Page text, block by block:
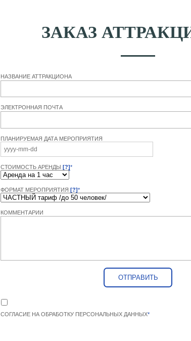
ЗАКАЗ
НАЗВАНИЕ АТТРАКЦИОНА
ЭЛЕКТРОННАЯ ПОЧТА
ПЛАНИРУЕМАЯ ДАТА МЕРОПРИЯТИЯ
СТОИМОСТЬ АРЕНДЫ [?]*
ФОРМАТ МЕРОПРИЯТИЯ [?]*
КОММЕНТАРИИ
СОГЛАСИЕ НА ОБРАБОТКУ ПЕРСОНАЛЬНЫХ ДАННЫХ*